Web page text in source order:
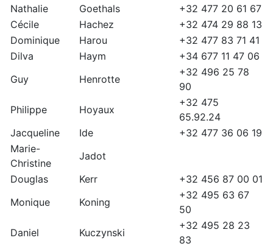
Nathalie
Goethals
+32 477 20 61 67
Cécile
Hachez
+32 474 29 88 13
Dominique
Harou
+32 477 83 71 41
Dilva
Haym
+34 677 11 47 06
Guy
Henrotte
+32 496 25 78
90
Philippe
Hoyaux
+32 475
65.92.24
Jacqueline
Ide
+32 477 36 06 19
Marie-
Christine
Jadot
Douglas
Kerr
+32 456 87 00 01
Monique
Koning
+32 495 63 67
50
Daniel
Kuczynski
+32 495 28 23
83